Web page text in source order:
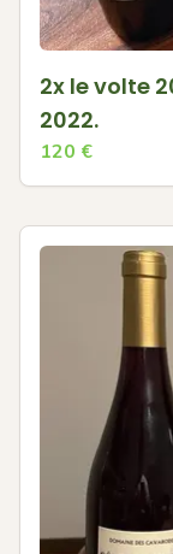
2x le volte
2022.
120 €